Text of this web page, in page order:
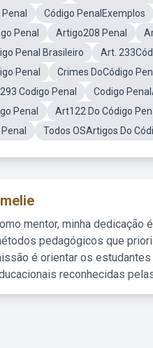
Código PenalExemplos
Penal
Artigo208 Penal
Penal Brasileiro
Art.
Penal
Crimes DoCódigo
Codigo Penal
Codigo
Penal
Art122 Do Código
Todos OSArtigos Do
mentor, minha dedicação
pedagógicos que
é orientar os estudantes
reconhecidas